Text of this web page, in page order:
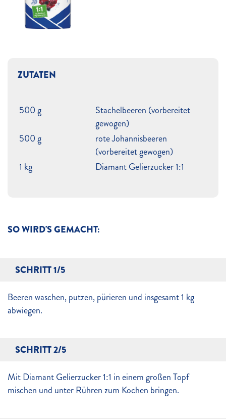
SO WIRD'S GEMACHT:
SCHRITT 1/5
Beeren waschen, putzen, pürieren und insgesamt 1 kg
abwiegen.
SCHRITT 2/5
Mit Diamant Gelierzucker 1:1 in einem großen Topf
mischen und unter Rühren zum Kochen bringen.
ZUTATEN
500 g
Stachelbeeren (vorbereitet
gewogen)
500 g
rote Johannisbeeren
(vorbereitet gewogen)
1 kg
Diamant Gelierzucker 1:1